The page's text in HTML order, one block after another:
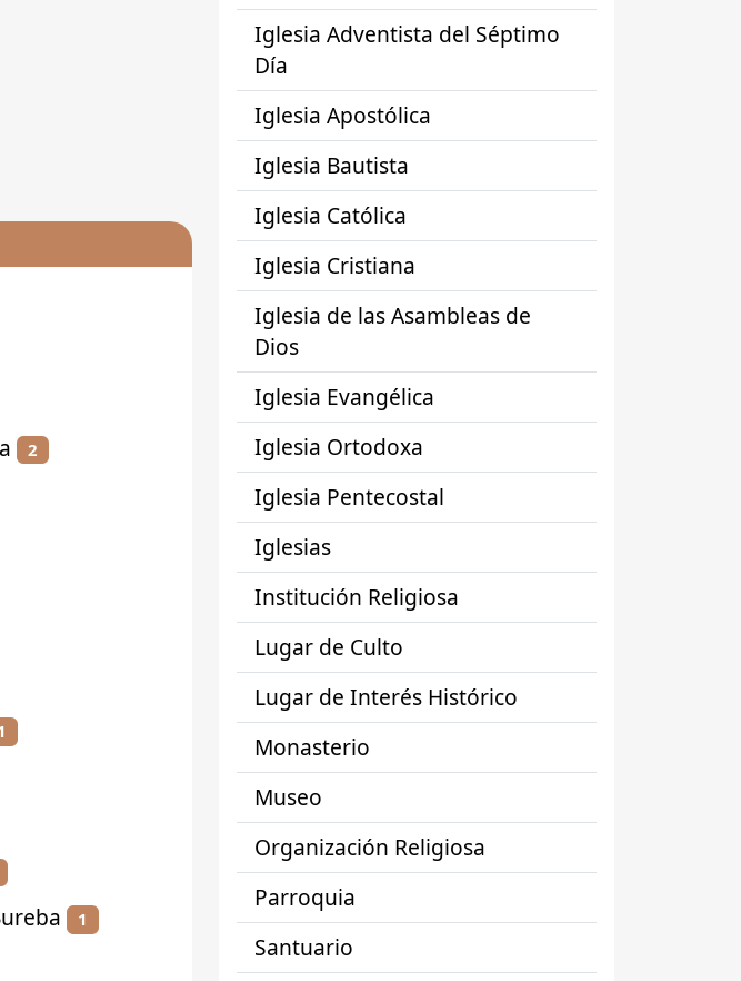
2
1
Iglesia Adventista del Séptimo
Día
Iglesia Apostólica
Iglesia Bautista
Iglesia Católica
Iglesia Cristiana
Iglesia de las Asambleas de
Dios
Iglesia Evangélica
Iglesia Ortodoxa
Iglesia Pentecostal
Iglesias
Institución Religiosa
Lugar de Culto
Lugar de Interés Histórico
Monasterio
Museo
Organización Religiosa
Parroquia
Santuario